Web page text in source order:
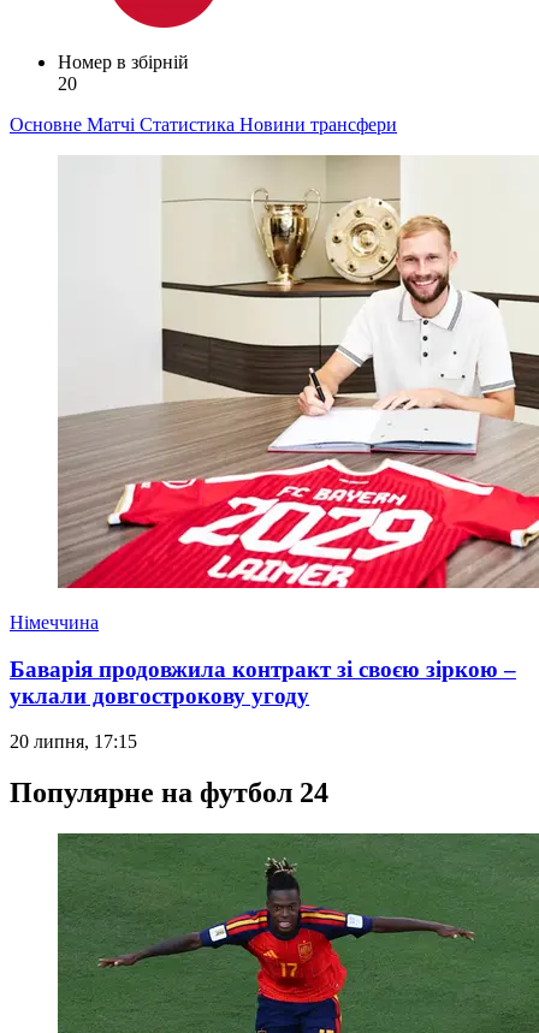
Номер в збірній
20
Основне Матчі Статистика Новини трансфери
Німеччина
Баварія продовжила контракт зі своєю зіркою –
уклали довгострокову угоду
20 липня, 17:15
Популярне на футбол 24